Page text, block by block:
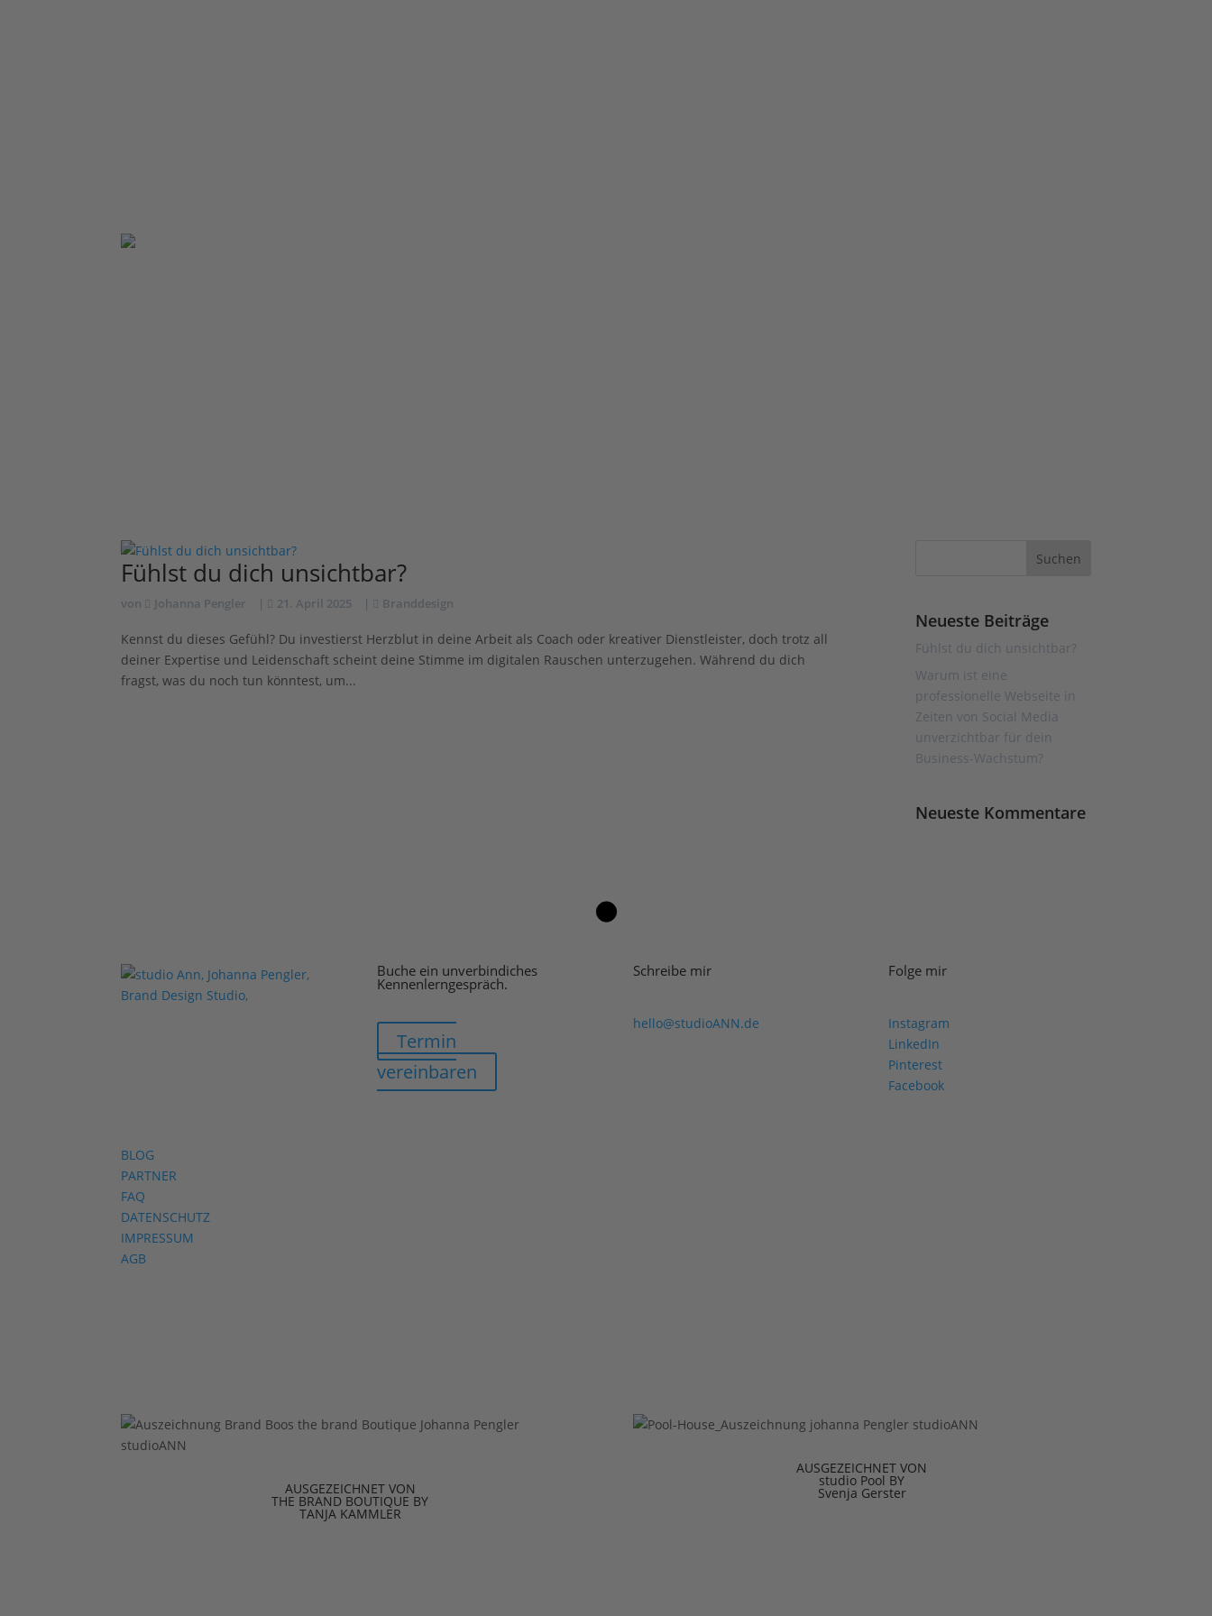
Fühlst du dich unsichtbar?
von Johanna Pengler | 21. April 2025 | Branddesign
Kennst du dieses Gefühl? Du investierst Herzblut in deine Arbeit als Coach oder kreativer Dienstleister, doch trotz all
deiner Expertise und Leidenschaft scheint deine Stimme im digitalen Rauschen unterzugehen. Während du dich
fragst, was du noch tun könntest, um...
Neueste Beiträge
Fühlst du dich unsichtbar?
Warum ist eine
professionelle Webseite in
Zeiten von Social Media
unverzichtbar für dein
Business-Wachstum?
Neueste Kommentare
Buche ein unverbindiches
Kennenlerngespräch.
Termin
vereinbaren
Schreibe mir
hello@studioANN.de
Folge mir
Instagram
LinkedIn
Pinterest
Facebook
BLOG
PARTNER
FAQ
DATENSCHUTZ
IMPRESSUM
AGB
AUSGEZEICHNET VON
THE BRAND BOUTIQUE BY
TANJA KAMMLER
AUSGEZEICHNET VON
studio Pool BY
Svenja Gerster